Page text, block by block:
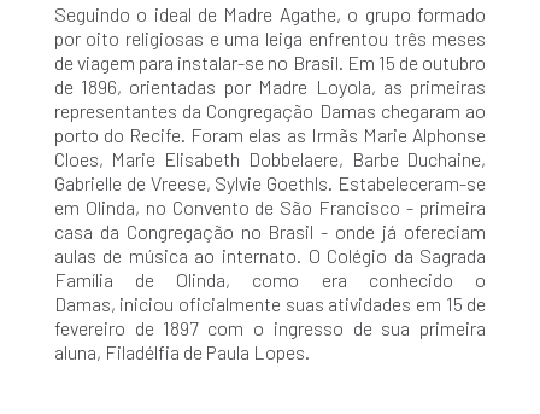
Seguindo o ideal de Madre Agathe, o grupo formado
por oito religiosas e uma leiga enfrentou três meses
de viagem para instalar-se no Brasil. Em 15 de outubro
de 1896, orientadas por Madre Loyola, as primeiras
representantes da Congregação Damas chegaram ao
porto do Recife. Foram elas as Irmãs Marie Alphonse
Cloes, Marie Elisabeth Dobbelaere, Barbe Duchaine,
Gabrielle de Vreese, Sylvie Goethls. Estabeleceram-se
em Olinda, no Convento de São Francisco - primeira
casa da Congregação no Brasil - onde já ofereciam
aulas de música ao internato. O Colégio da Sagrada
Família de Olinda, como era conhecido o
Damas, iniciou oficialmente suas atividades em 15 de
fevereiro de 1897 com o ingresso de sua primeira
aluna, Filadélfia de Paula Lopes.